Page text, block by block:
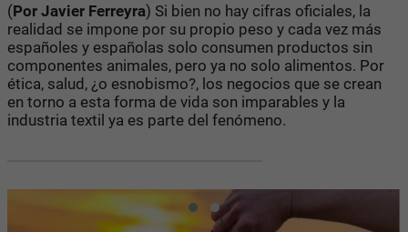
(Por Javier Ferreyra) Si bien no hay cifras oficiales, la
realidad se impone por su propio peso y cada vez más
españoles y españolas solo consumen productos sin
componentes animales, pero ya no solo alimentos. Por
ética, salud, ¿o esnobismo?, los negocios que se crean
en torno a esta forma de vida son imparables y la
industria textil ya es parte del fenómeno.